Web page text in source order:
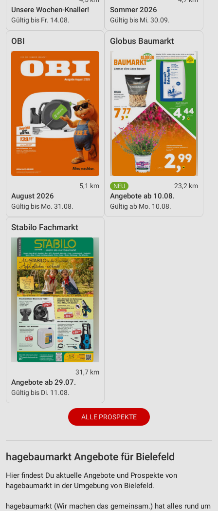
Unsere Wochen-Knaller!
Gültig bis Fr. 14.08.
Sommer 2026
Gültig bis Mi. 30.09.
OBI
5,1 km
August 2026
Gültig bis Mo. 31.08.
Globus Baumarkt
23,2 km
Angebote ab 10.08.
Gültig ab Mo. 10.08.
Stabilo Fachmarkt
31,7 km
Angebote ab 29.07.
Gültig bis Di. 11.08.
ALLE PROSPEKTE
hagebaumarkt Angebote für Bielefeld
Hier findest Du aktuelle Angebote und Prospekte von
hagebaumarkt in der Umgebung von Bielefeld.
hagebaumarkt (Wir machen das gemeinsam.) hat alles rund um
personalisierter Werbung
Erstellung von Profilen zur Personalisierung
Verwendung von Profilen zur Auswahl
personalisierter Inhalte
Messung der Werbeleistung
Messung der Performance von Inhalten
Analyse von Zielgruppen durch Statistiken oder
Kombinationen von Daten aus verschiedenen
Quellen
Entwicklung und Verbesserung der Angebote
Verwendung reduzierter Daten zur Auswahl von
IAB-Besonderheiten:
Informationen identifizieren
Nicht-IAB-Verarbeitungszwecke:
Notwendig
Performance
Funktional
Werbung